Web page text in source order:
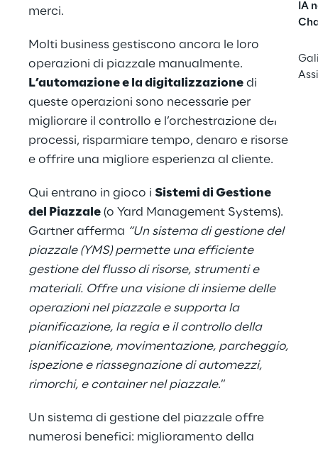
IA
merci.
Molti business gestiscono ancora le loro
operazioni di piazzale manualmente.
L’automazione e la digitalizzazione di
queste operazioni sono necessarie per
migliorare il controllo e l’orchestrazione dei
processi, risparmiare tempo, denaro e risorse
e offrire una migliore esperienza al cliente.
Qui entrano in gioco i Sistemi di Gestione
del Piazzale (o Yard Management Systems).
Gartner afferma “Un sistema di gestione del
piazzale (YMS) permette una efficiente
gestione del flusso di risorse, strumenti e
materiali. Offre una visione di insieme delle
operazioni nel piazzale e supporta la
pianificazione, la regia e il controllo della
pianificazione, movimentazione, parcheggio,
ispezione e riassegnazione di automezzi,
rimorchi, e container nel piazzale.”
Un sistema di gestione del piazzale offre
numerosi benefici: miglioramento della